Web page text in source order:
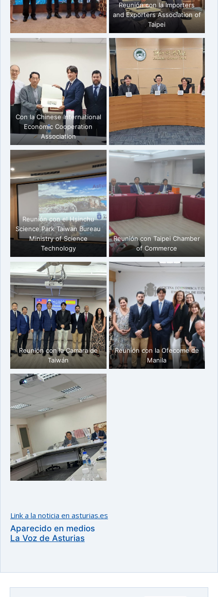
Reunión con la Importers
and Exporters Association of
Taipei
Con la Chinese International
Economic Cooperation
Association
Reunión con el Hsinchu
Science Park Taiwan Bureau
Ministry of Science
Technology
Reunión con Taipei Chamber
of Commerce
Reunión con la Camara de
Taiwán
Reunión con la Ofecome de
Manila
Link a la noticia en asturias.es
Aparecido en medios
La Voz de Asturias